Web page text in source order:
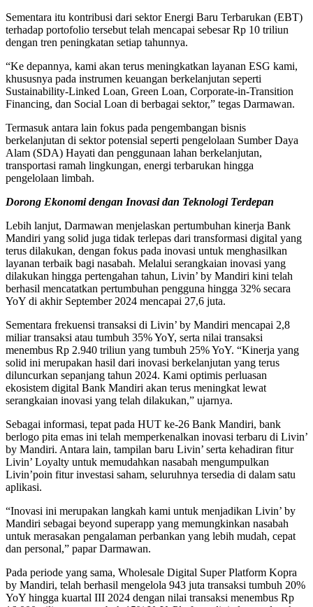
Sementara itu kontribusi dari sektor Energi Baru Terbarukan (EBT)
terhadap portofolio tersebut telah mencapai sebesar Rp 10 triliun
dengan tren peningkatan setiap tahunnya.
“Ke depannya, kami akan terus meningkatkan layanan ESG kami,
khususnya pada instrumen keuangan berkelanjutan seperti
Sustainability-Linked Loan, Green Loan, Corporate-in-Transition
Financing, dan Social Loan di berbagai sektor,” tegas Darmawan.
Termasuk antara lain fokus pada pengembangan bisnis
berkelanjutan di sektor potensial seperti pengelolaan Sumber Daya
Alam (SDA) Hayati dan penggunaan lahan berkelanjutan,
transportasi ramah lingkungan, energi terbarukan hingga
pengelolaan limbah.
Dorong Ekonomi dengan Inovasi dan Teknologi Terdepan
Lebih lanjut, Darmawan menjelaskan pertumbuhan kinerja Bank
Mandiri yang solid juga tidak terlepas dari transformasi digital yang
terus dilakukan, dengan fokus pada inovasi untuk menghasilkan
layanan terbaik bagi nasabah. Melalui serangkaian inovasi yang
dilakukan hingga pertengahan tahun, Livin’ by Mandiri kini telah
berhasil mencatatkan pertumbuhan pengguna hingga 32% secara
YoY di akhir September 2024 mencapai 27,6 juta.
Sementara frekuensi transaksi di Livin’ by Mandiri mencapai 2,8
miliar transaksi atau tumbuh 35% YoY, serta nilai transaksi
menembus Rp 2.940 triliun yang tumbuh 25% YoY. “Kinerja yang
solid ini merupakan hasil dari inovasi berkelanjutan yang terus
diluncurkan sepanjang tahun 2024. Kami optimis perluasan
ekosistem digital Bank Mandiri akan terus meningkat lewat
serangkaian inovasi yang telah dilakukan,” ujarnya.
Sebagai informasi, tepat pada HUT ke-26 Bank Mandiri, bank
berlogo pita emas ini telah memperkenalkan inovasi terbaru di Livin’
by Mandiri. Antara lain, tampilan baru Livin’ serta kehadiran fitur
Livin’ Loyalty untuk memudahkan nasabah mengumpulkan
Livin’poin fitur investasi saham, seluruhnya tersedia di dalam satu
aplikasi.
“Inovasi ini merupakan langkah kami untuk menjadikan Livin’ by
Mandiri sebagai beyond superapp yang memungkinkan nasabah
untuk merasakan pengalaman perbankan yang lebih mudah, cepat
dan personal,” papar Darmawan.
Pada periode yang sama, Wholesale Digital Super Platform Kopra
by Mandiri, telah berhasil mengelola 943 juta transaksi tumbuh 20%
YoY hingga kuartal III 2024 dengan nilai transaksi menembus Rp